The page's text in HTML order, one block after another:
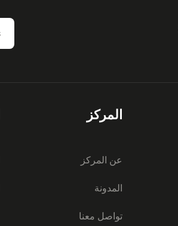
المركز
عن المركز
المدونة
تواصل معنا